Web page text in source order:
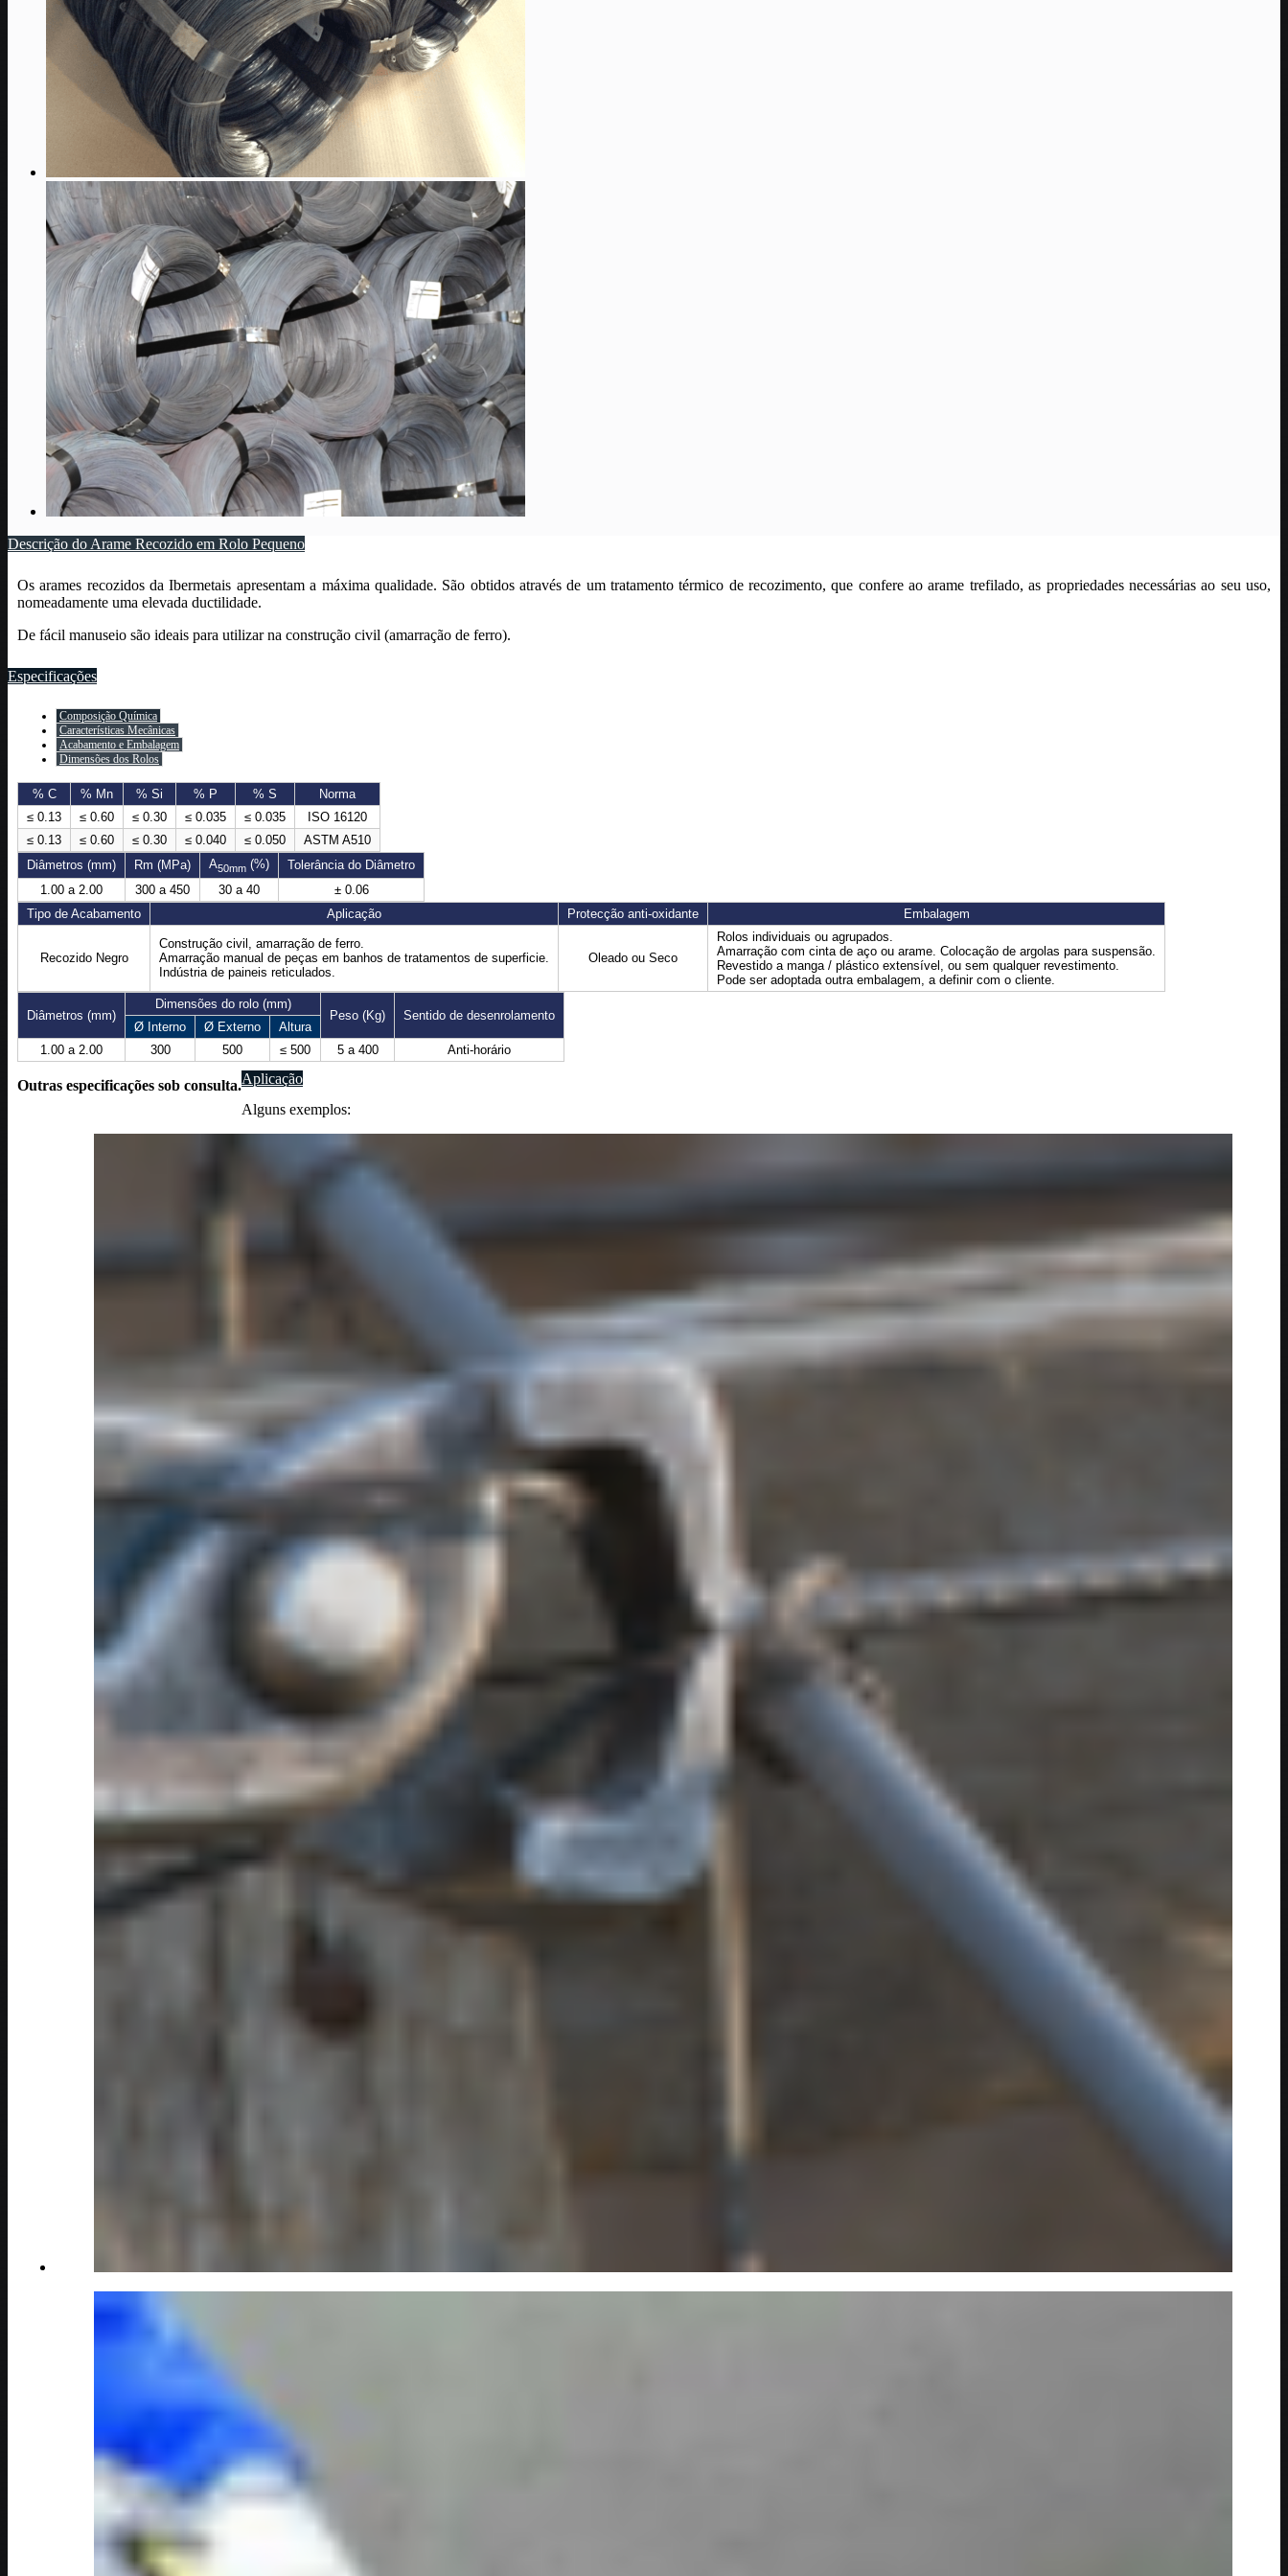
Descrição do Arame Recozido em Rolo Pequeno
Os arames recozidos da Ibermetais apresentam a máxima qualidade. São obtidos através de um tratamento térmico de recozimento, que confere ao arame trefilado, as propriedades necessárias ao seu uso,
nomeadamente uma elevada ductilidade.
De fácil manuseio são ideais para utilizar na construção civil (amarração de ferro).
Especificações
Composição Química
Características Mecânicas
Acabamento e Embalagem
Dimensões dos Rolos
% C % Mn % Si % P % S
Norma
≤ 0.13
≤ 0.60 ≤ 0.30 ≤ 0.035 ≤ 0.035
ISO 16120
≤ 0.13
≤ 0.60 ≤ 0.30 ≤ 0.040 ≤ 0.050
ASTM A510
Diâmetros (mm)
Rm (MPa) A50mm (%)
Tolerância do Diâmetro
1.00 a 2.00
300 a 450 30 a 40
± 0.06
Tipo de Acabamento
Aplicação Protecção anti-oxidante Embalagem
Recozido Negro
Construção civil, amarração de ferro.
Amarração manual de peças em banhos de tratamentos de superficie.
Indústria de paineis reticulados.
Oleado ou Seco
Rolos individuais ou agrupados.
Amarração com cinta de aço ou arame. Colocação de argolas para suspensão.
Revestido a manga / plástico extensível, ou sem qualquer revestimento.
Pode ser adoptada outra embalagem, a definir com o cliente.
Diâmetros (mm)
Dimensões do rolo (mm)
Peso (Kg)
Sentido de desenrolamento
Ø Interno
Ø Externo
Altura
1.00 a 2.00
300 500 ≤ 500 5 a 400 Anti-horário
Outras especificações sob consulta.Aplicação
Alguns exemplos: